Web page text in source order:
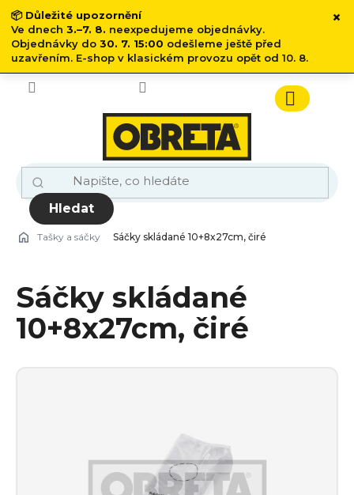
📦 Důležité upozornění
Ve dnech 3.–7. 8. neexpedujeme objednávky.
Objednávky do 30. 7. 15:00 odešleme ještě před
uzavřením. E-shop v klasickém provozu opět od 10. 8.
×
Přejít
obsah
Hledat
Nákupní
košík
Tašky a sáčky Sáčky skládané 10+8x27cm, čiré
Sáčky skládané
10+8x27cm, čiré